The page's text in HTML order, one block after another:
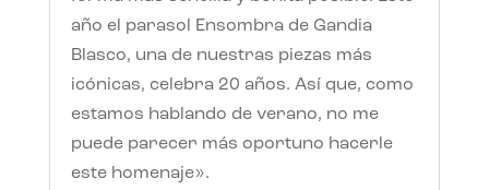
año el parasol Ensombra de Gandia
Blasco, una de nuestras piezas más
icónicas, celebra 20 años. Así que, como
estamos hablando de verano, no me
puede parecer más oportuno hacerle
este homenaje».